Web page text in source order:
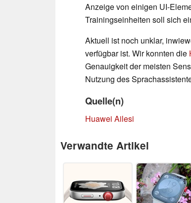
Anzeige von einigen UI-
Trainingseinheiten soll sich
Aktuell ist noch unklar,
verfügbar ist. Wir konnten die
Genauigkeit der meisten
Nutzung des
Quelle(n)
Huawei Ailesi
Verwandte Artikel